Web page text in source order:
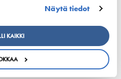
Näytä tiedot
KAIKKI
avainluvut